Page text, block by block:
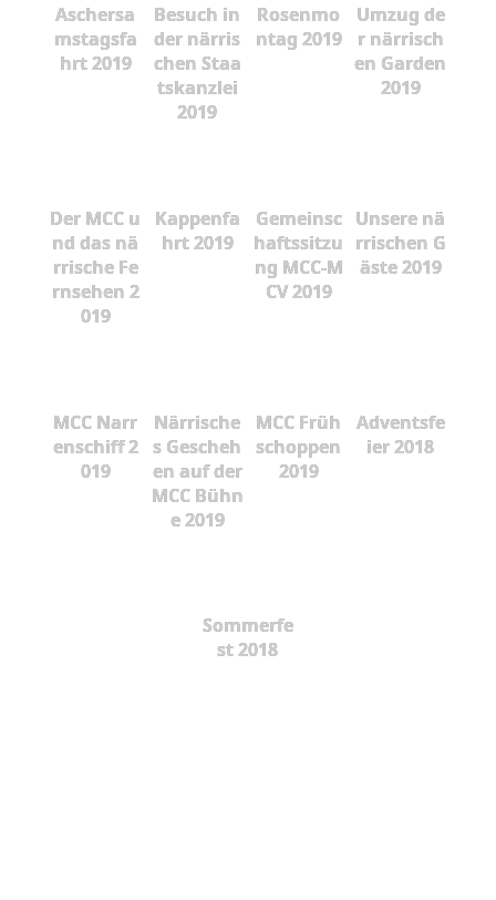
Aschersa
mstagsfa
hrt 2019
Besuch in
der närris
chen Staa
tskanzlei
2019
Rosenmo
ntag 2019
Umzug de
r närrisch
en Garden
2019
Der MCC u
nd das nä
rrische Fe
rnsehen 2
019
Kappenfa
hrt 2019
Gemeinsc
haftssitzu
ng MCC-M
CV 2019
Unsere nä
rrischen G
äste 2019
MCC Narr
enschiff 2
019
Närrische
s Gescheh
en auf der
MCC Bühn
e 2019
MCC Früh
schoppen
2019
Adventsfe
ier 2018
Sommerfe
st 2018